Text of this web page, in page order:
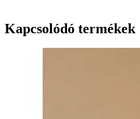
Kapcsolódó termékek